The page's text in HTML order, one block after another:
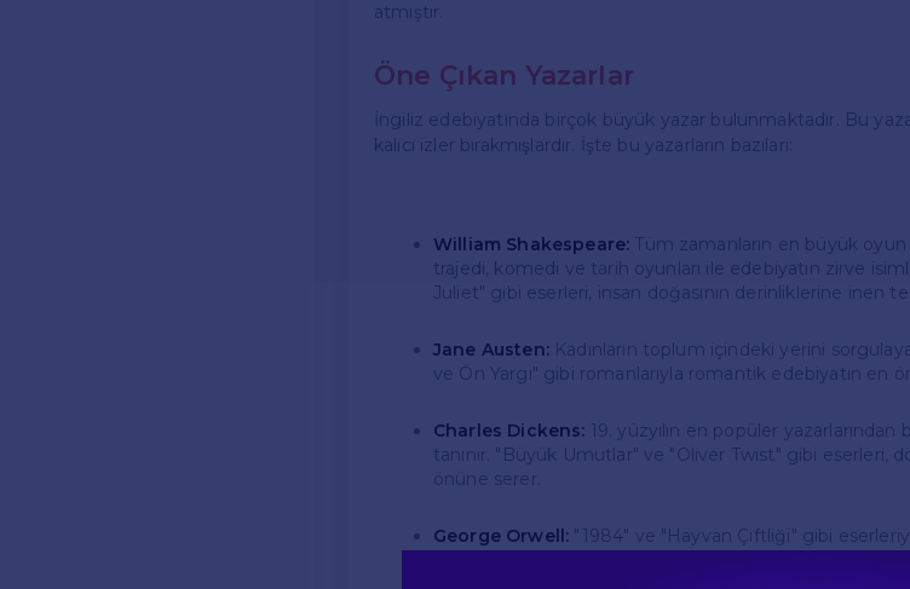
atmıştır.
Öne Çıkan Yazarlar
İngiliz edebiyatında birçok büyük yazar bulunmaktadır. Bu
kalıcı izler bırakmışlardır. İşte bu yazarların bazıları:
William Shakespeare: Tüm zamanların en büyük
trajedi, komedi ve tarih oyunları ile edebiyatın zirve
Juliet" gibi eserleri, insan doğasının derinliklerine inen
Jane Austen:Kadınların toplum içindeki yerini
ve Ön Yargı" gibi romanlarıyla romantik edebiyatın en
Charles Dickens: 19. yüzyılın en popüler
tanınır. "Büyük Umutlar" ve "Oliver Twist" gibi eserleri,
önüne serer.
George Orwell: "1984" ve "Hayvan Çiftliği" gibi